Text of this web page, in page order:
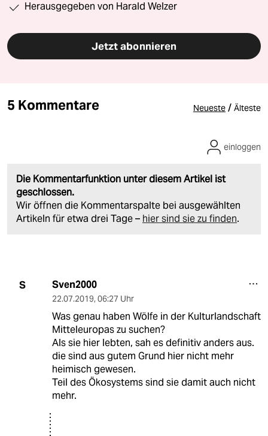
Herausgegeben von Harald Welzer
Jetzt abonnieren
5 Kommentare Neueste / Älteste
Die Kommentarfunktion unter diesem Artikel ist
geschlossen.
Wir öffnen die Kommentarspalte bei ausgewählten
Artikeln für etwa drei Tage – hier sind sie zu finden.
einloggen
S Sven2000
22.07.2019, 06:27 Uhr
Was genau haben Wölfe in der Kulturlandschaft
Mitteleuropas zu suchen?
Als sie hier lebten, sah es definitiv anders aus.
die sind aus gutem Grund hier nicht mehr
heimisch gewesen.
Teil des Ökosystems sind sie damit auch nicht
mehr.